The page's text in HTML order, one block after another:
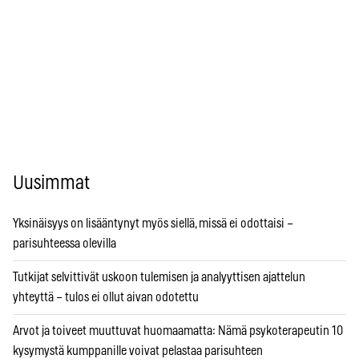
Uusimmat
Yksinäisyys on lisääntynyt myös siellä, missä ei odottaisi –
parisuhteessa olevilla
Tutkijat selvittivät uskoon tulemisen ja analyyttisen ajattelun
yhteyttä – tulos ei ollut aivan odotettu
Arvot ja toiveet muuttuvat huomaamatta: Nämä psykoterapeutin 10
kysymystä kumppanille voivat pelastaa parisuhteen